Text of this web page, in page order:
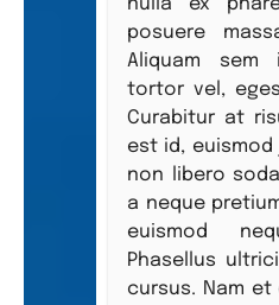
nulla ex
posuere
Aliquam sem
tortor vel,
Curabitur at
est id,
non libero
a neque
euismod
Phasellus
cursus. Nam